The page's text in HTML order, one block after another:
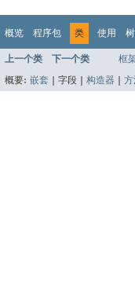
概览 程序包 类 使用 树
上一个类 下一个类 框
概要: 嵌套 字段 | 构造器